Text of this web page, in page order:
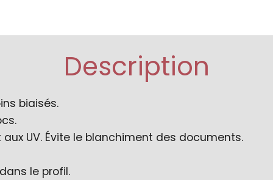
Description
biaisés.
UV. Évite le blanchiment des documents.
le profil.